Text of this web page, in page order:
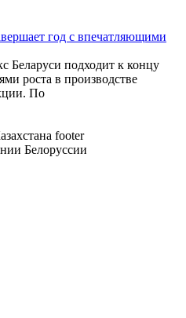
год с впечатляющими
подходит к концу
роста в производстве
По
Белоруссии